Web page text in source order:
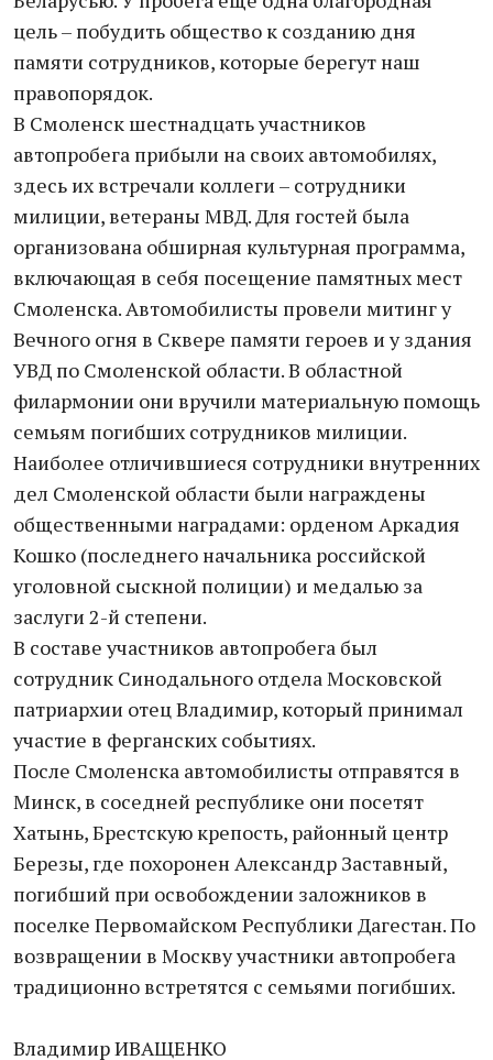
цель – побудить общество к созданию дня
памяти сотрудников, которые берегут наш
правопорядок.
В Смоленск шестнадцать участников
автопробега прибыли на своих автомобилях,
здесь их встречали коллеги – сотрудники
милиции, ветераны МВД. Для гостей была
организована обширная культурная программа,
включающая в себя посещение памятных мест
Смоленска. Автомобилисты провели митинг у
Вечного огня в Сквере памяти героев и у здания
УВД по Смоленской области. В областной
филармонии они вручили материальную помощь
семьям погибших сотрудников милиции.
Наиболее отличившиеся сотрудники внутренних
дел Смоленской области были награждены
общественными наградами: орденом Аркадия
Кошко (последнего начальника российской
уголовной сыскной полиции) и медалью за
заслуги 2-й степени.
В составе участников автопробега был
сотрудник Синодального отдела Московской
патриархии отец Владимир, который принимал
участие в ферганских событиях.
После Смоленска автомобилисты отправятся в
Минск, в соседней республике они посетят
Хатынь, Брестскую крепость, районный центр
Березы, где похоронен Александр Заставный,
погибший при освобождении заложников в
поселке Первомайском Республики Дагестан. По
возвращении в Москву участники автопробега
традиционно встретятся с семьями погибших.
Владимир ИВАЩЕНКО